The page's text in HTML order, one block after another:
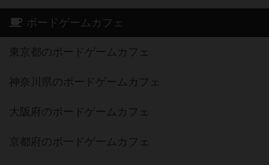
ボードゲームカフェ
東京都のボードゲームカフェ
神奈川県のボードゲームカフェ
大阪府のボードゲームカフェ
京都府のボードゲームカフェ